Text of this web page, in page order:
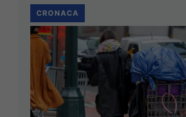
CRONACA